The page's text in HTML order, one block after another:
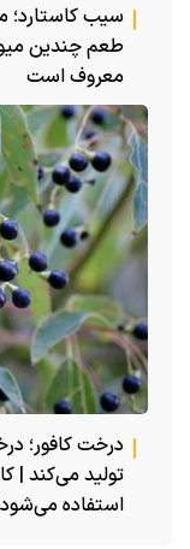
سیب کاستارد؛
طعم چندین
معروف است
درخت کافور؛
تولید می‌کند |
استفاده